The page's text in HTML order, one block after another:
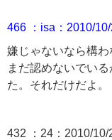
466 ：isa：2010/
嫌じゃないなら構わ
まだ認めないでい
た。それだけだよ。
432 ：24：2010/